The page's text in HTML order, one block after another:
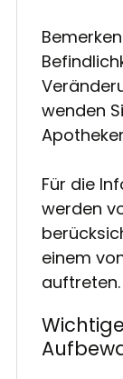
wenden
Für die
werden
einem
auftreten.